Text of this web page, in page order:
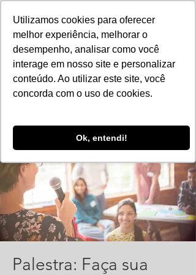
Utilizamos cookies para oferecer
melhor experiência, melhorar o
desempenho, analisar como você
interage em nosso site e personalizar
conteúdo. Ao utilizar este site, você
concorda com o uso de cookies.
Ok, entendi!
Palestra: Faça sua